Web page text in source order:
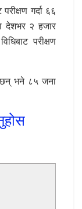
गर्दा ६६
देशभर २ हजार
परीक्षण
भने ८५ जना